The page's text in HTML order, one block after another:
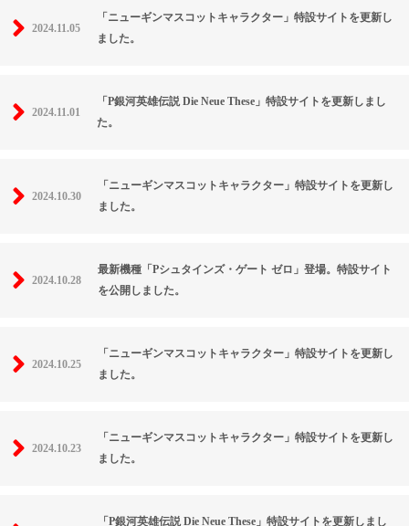
2024.11.05
「ニューギンマスコットキャラクター」特設サイトを更新し
ました。
2024.11.01
「P銀河英雄伝説 Die Neue These」特設サイトを更新しまし
た。
2024.10.30
「ニューギンマスコットキャラクター」特設サイトを更新し
ました。
2024.10.28
最新機種「Pシュタインズ・ゲート ゼロ」登場。特設サイト
を公開しました。
2024.10.25
「ニューギンマスコットキャラクター」特設サイトを更新し
ました。
2024.10.23
「ニューギンマスコットキャラクター」特設サイトを更新し
ました。
「P銀河英雄伝説 Die Neue These」特設サイトを更新しまし